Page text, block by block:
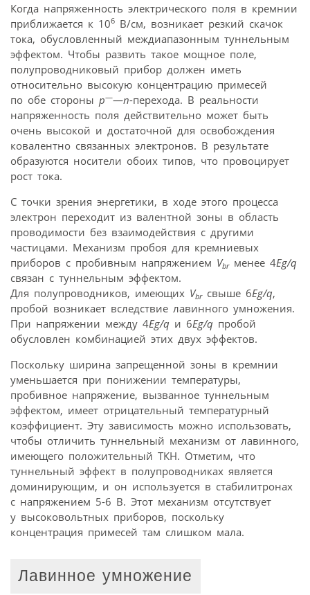
Когда напряженность электрического поля в кремнии
приближается к 106 В/см, возникает резкий скачок
тока, обусловленный междиапазонным туннельным
эффектом. Чтобы развить такое мощное поле,
полупроводниковый прибор должен иметь
относительно высокую концентрацию примесей
по обе стороны р——n-перехода. В реальности
напряженность поля действительно может быть
очень высокой и достаточной для освобождения
ковалентно связанных электронов. В результате
образуются носители обоих типов, что провоцирует
рост тока.
С точки зрения энергетики, в ходе этого процесса
электрон переходит из валентной зоны в область
проводимости без взаимодействия с другими
частицами. Механизм пробоя для кремниевых
приборов с пробивным напряжением Vbrменее 4Eg/q
связан с туннельным эффектом.
Для полупроводников, имеющих Vbrсвыше 6Eg/q,
пробой возникает вследствие лавинного умножения.
При напряжении между 4Eg/q и 6Eg/q пробой
обусловлен комбинацией этих двух эффектов.
Поскольку ширина запрещенной зоны в кремнии
уменьшается при понижении температуры,
пробивное напряжение, вызванное туннельным
эффектом, имеет отрицательный температурный
коэффициент. Эту зависимость можно использовать,
чтобы отличить туннельный механизм от лавинного,
имеющего положительный ТКН. Отметим, что
туннельный эффект в полупроводниках является
доминирующим, и он используется в стабилитронах
с напряжением 5-6 В. Этот механизм отсутствует
у высоковольтных приборов, поскольку
концентрация примесей там слишком мала.
Лавинное умножение